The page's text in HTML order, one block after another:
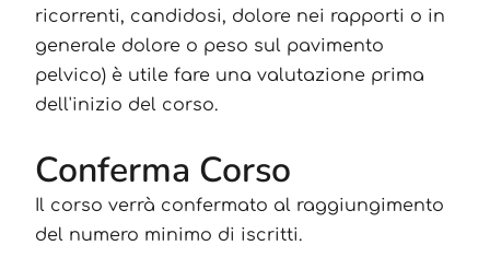
ricorrenti, candidosi, dolore nei rapporti o in
generale dolore o peso sul pavimento
pelvico) è utile fare una valutazione prima
dell'inizio del corso.
Conferma Corso
Il corso verrà confermato al raggiungimento
del numero minimo di iscritti.